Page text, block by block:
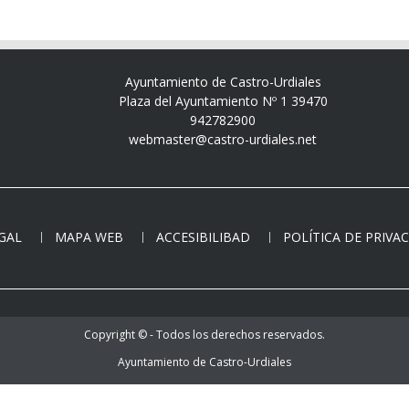
Ayuntamiento de Castro-Urdiales
Plaza del Ayuntamiento Nº 1 39470
942782900
webmaster@castro-urdiales.net
MAPA WEB ACCESIBILIBAD POLÍTICA DE
Copyright © - Todos los derechos reservados.
Ayuntamiento de Castro-Urdiales